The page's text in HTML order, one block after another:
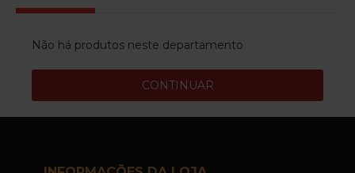
Não há produtos neste departamento
CONTINUAR